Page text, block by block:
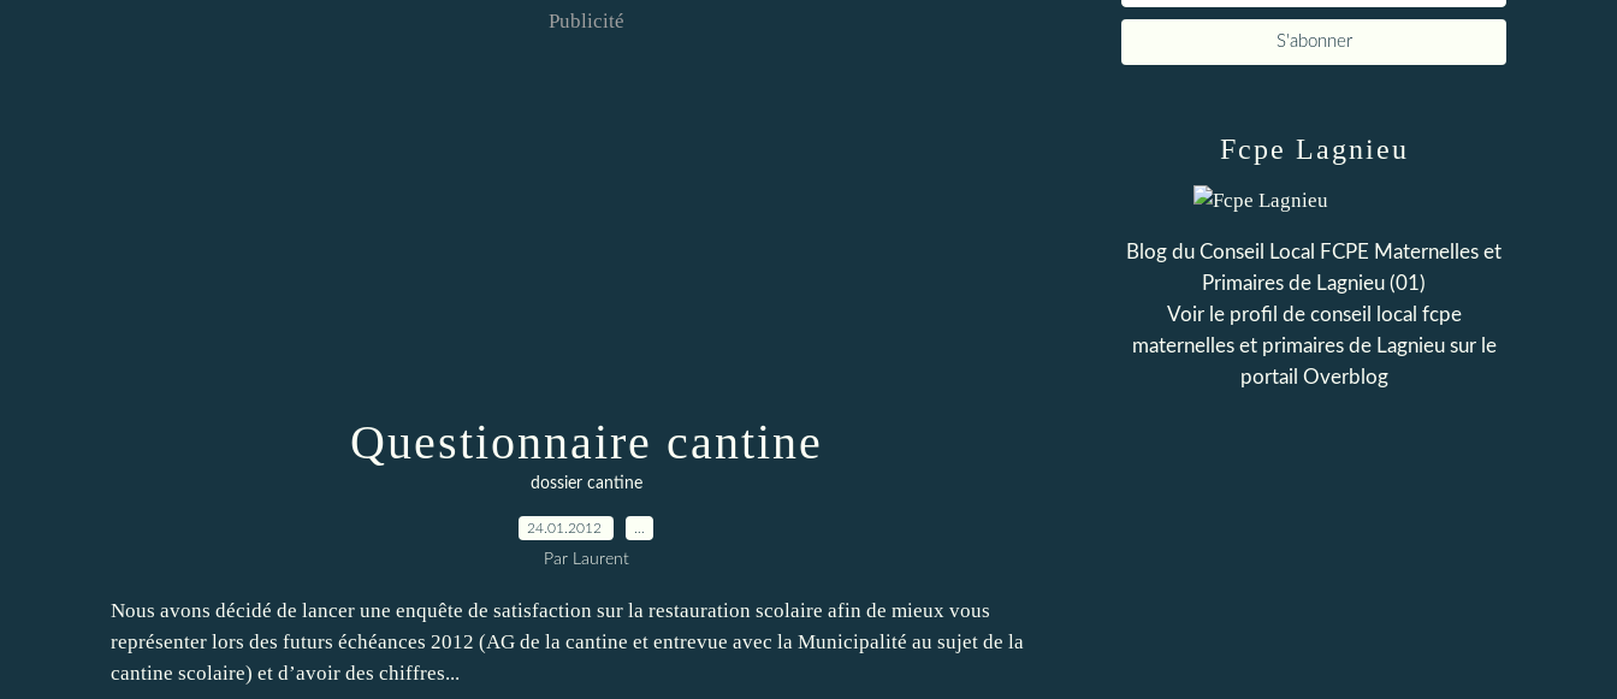
Publicité
Questionnaire cantine
dossier cantine
24.01.2012
Par Laurent
Nous avons décidé de lancer une enquête de satisfaction sur la restauration scolaire afin de mieux vous
représenter lors des futurs échéances 2012 (AG de la cantine et entrevue avec la Municipalité au sujet de la
cantine scolaire) et d’avoir des chiffres...
Fcpe Lagnieu
Blog du Conseil Local FCPE Maternelles et
Primaires de Lagnieu (01)
Voir le profil de conseil local fcpe
maternelles et primaires de Lagnieusur le
portail Overblog